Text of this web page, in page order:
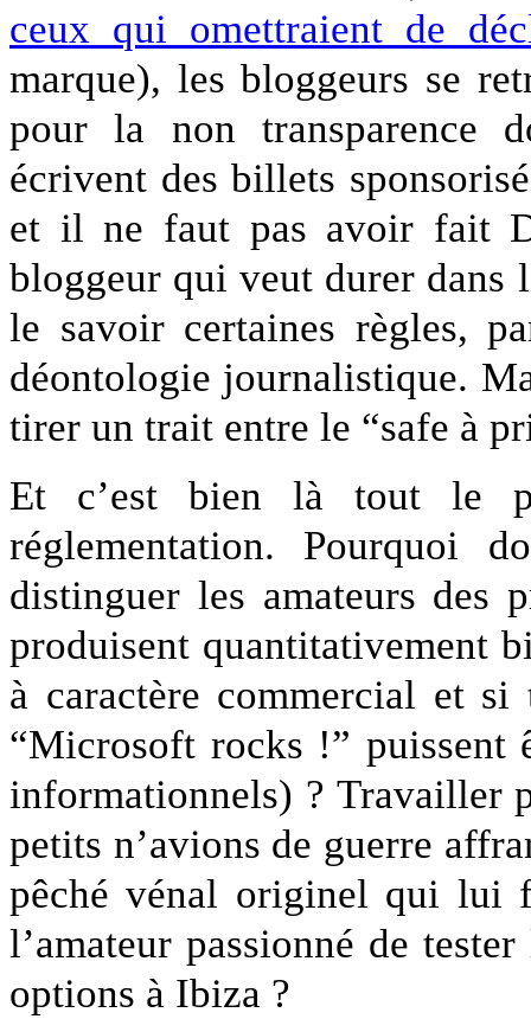
ceux qui omettraient de
marque), les bloggeurs se
pour la non transparence
écrivent des billets
et il ne faut pas avoir fait
bloggeur qui veut durer dans
le savoir certaines règles,
déontologie journalistique.
tirer un trait entre le “safe à
Et c’est bien là tout le
réglementation. Pourquoi
distinguer les amateurs des
produisent quantitativement
à caractère commercial et
“Microsoft rocks !” puissent
informationnels) ? Travailler
petits n’avions de guerre
pêché vénal originel qui lui
l’amateur passionné de
options à Ibiza ?